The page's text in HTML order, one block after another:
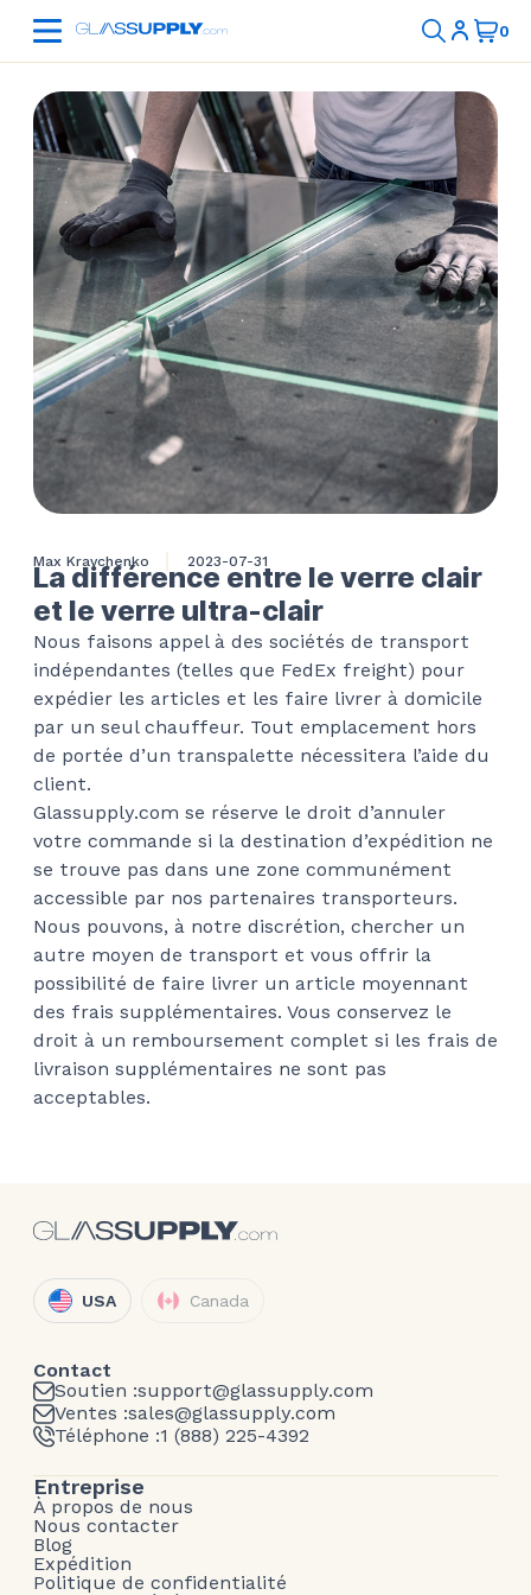
Max Kravchenko 2023-07-31
La différence entre le verre clair
et le verre ultra-clair
Nous faisons appel à des sociétés de transport
indépendantes (telles que FedEx freight) pour
expédier les articles et les faire livrer à domicile
par un seul chauffeur. Tout emplacement hors
de portée d’un transpalette nécessitera l’aide du
client.
Glassupply.com se réserve le droit d’annuler
votre commande si la destination d’expédition ne
se trouve pas dans une zone communément
accessible par nos partenaires transporteurs.
Nous pouvons, à notre discrétion, chercher un
autre moyen de transport et vous offrir la
possibilité de faire livrer un article moyennant
des frais supplémentaires. Vous conservez le
droit à un remboursement complet si les frais de
livraison supplémentaires ne sont pas
acceptables.
USA Canada
Contact
Soutien :support@glassupply.com
Ventes :sales@glassupply.com
Téléphone :1 (888) 225-4392
Entreprise
À propos de nous
Nous contacter
Blog
Expédition
Politique de confidentialité